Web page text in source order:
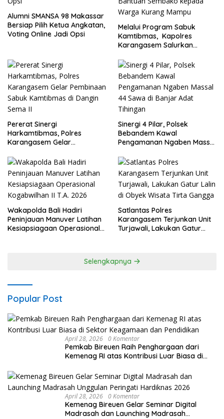
Alumni SMANSA 98 Makassar
Bersiap Pilih Ketua Angkatan,
Voting Online Jadi Opsi
Melalui Program Sabuk
Kamtibmas, Kapolres
Karangasem Salurkan
Warga Kurang Mampu
Pererat Sinergi
Harkamtibmas, Polres
Karangasem Gelar
Kamtibmas di Dangin Sema II
Sinergi 4 Pilar, Polsek
Bebandem Kawal
Pengamanan Ngaben Massal
Tihingan
Wakapolda Bali Hadiri
Peninjauan Manuver Latihan
Kesiapsiagaan Operasional
Satlantas Polres
Karangasem Terjunkan Unit
Turjawali, Lakukan Gatur
Selengkapnya
Popular Post
April 28, 2026 0 Komentar
Pemkab Bireuen Raih Penghargaan dari
Kemenag RI atas Kontribusi Luar Biasa di
April 28, 2026 0 Komentar
Kemenag Bireuen Gelar Seminar Digital
Madrasah dan Launching Madrasah